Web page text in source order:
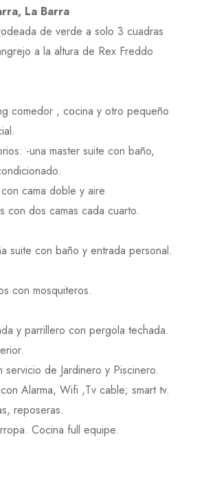
La Barra
de verde a solo 3 cuadras
a la altura de Rex Freddo
comedor , cocina y otro pequeño
-una master suite con baño,
cama doble y aire
con dos camas cada cuarto.
suite con baño y entrada personal.
con mosquiteros.
y parrillero con pergola techada.
de Jardinero y Piscinero.
Alarma, Wifi ,Tv cable; smart tv.
reposeras.
Cocina full equipe.